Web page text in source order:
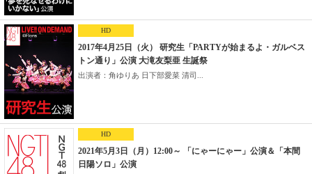
HD
2017年4月25日（火） 研究生「PARTYが始まるよ・ガルベス
トン通り」公演 大滝友梨亜 生誕祭
出演者：角ゆりあ 日下部愛菜 清司...
HD
2021年5月3日（月）12:00～ 「にゃーにゃー」公演＆「本間
日陽ソロ」公演